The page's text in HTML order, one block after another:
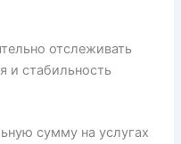
отслеживать
и стабильность
сумму на услугах